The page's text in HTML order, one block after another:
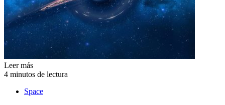
Leer más
4 minutos de lectura
Space